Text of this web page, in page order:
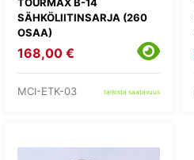
SÄHKÖLIITINSARJA (260
OSAA)
168,00 €
MCI-ETK-03 tarkista saatavuus